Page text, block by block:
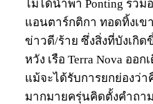
ไม่ได้นำพา Ponting ร่วม
แอนตาร์กติกา ทอดทิ้งเข
ข่าวดี/ร้าย ซึ่งสิ่งที่บังเกิ
หวัง เรือ Terra Nova อ
แม้จะได้รับการยกย่องว่
มากมายครุ่นคิดตั้งคำถา